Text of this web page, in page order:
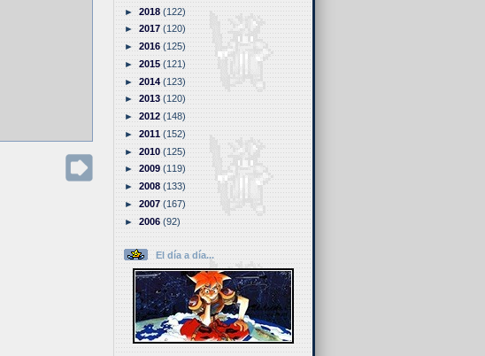
►2018(122)
►2017(120)
►2016(125)
►2015(121)
►2014(123)
►2013(120)
►2012(148)
►2011(152)
►2010(125)
►2009(119)
►2008(133)
►2007(167)
►2006(92)
El día a día...